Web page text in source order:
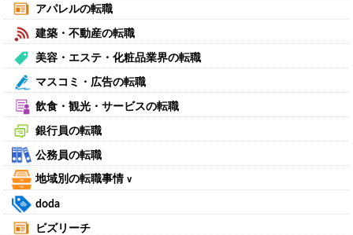
アパレルの転職
建築・不動産の転職
美容・エステ・化粧品業界の転職
マスコミ・広告の転職
飲食・観光・サービスの転職
銀行員の転職
公務員の転職
地域別の転職事情 ∨
doda
ビズリーチ